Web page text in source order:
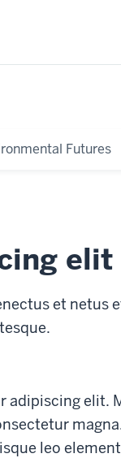
Futures
elit
et netus
adipiscing elit.
leo